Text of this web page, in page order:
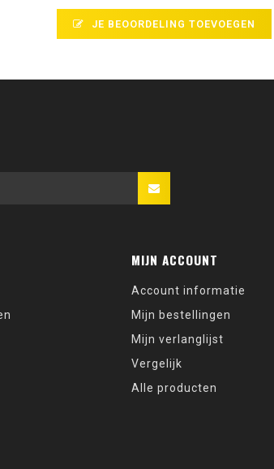
JE BEOORDELING TOEVOEGEN
MIJN ACCOUNT
Account informatie
Mijn bestellingen
Mijn verlanglijst
Vergelijk
Alle producten